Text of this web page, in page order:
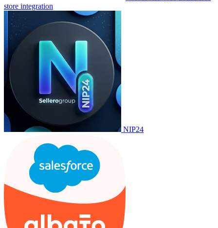
store integration
NIP24